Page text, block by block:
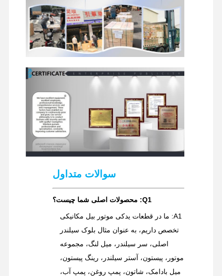
سوالات متداول
Q1: محصولات اصلی شما چیست؟
A1: ما در قطعات یدکی موتور بیل مکانیکی
تخصص داریم، به عنوان مثال بلوک سیلندر
اصلی، سر سیلندر، میل لنگ، مجموعه
موتور، پیستون، آستر سیلندر، رینگ پیستون،
میل بادامک، شاتون، پمپ روغن، پمپ آب،